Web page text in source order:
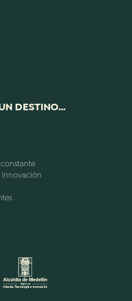
DESTINO...
innovación